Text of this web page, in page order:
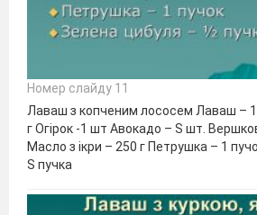
Номер слайду 11
Лаваш з копченим лососем Лаваш –
г Огірок -1 шт Авокадо – Ѕ шт.
Масло з ікри – 250 г Петрушка – 1
Ѕ пучка